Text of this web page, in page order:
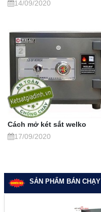
14/09/2020
Cách mở két sắt welko
17/09/2020
SẢN PHẨM BÁN CHẠY